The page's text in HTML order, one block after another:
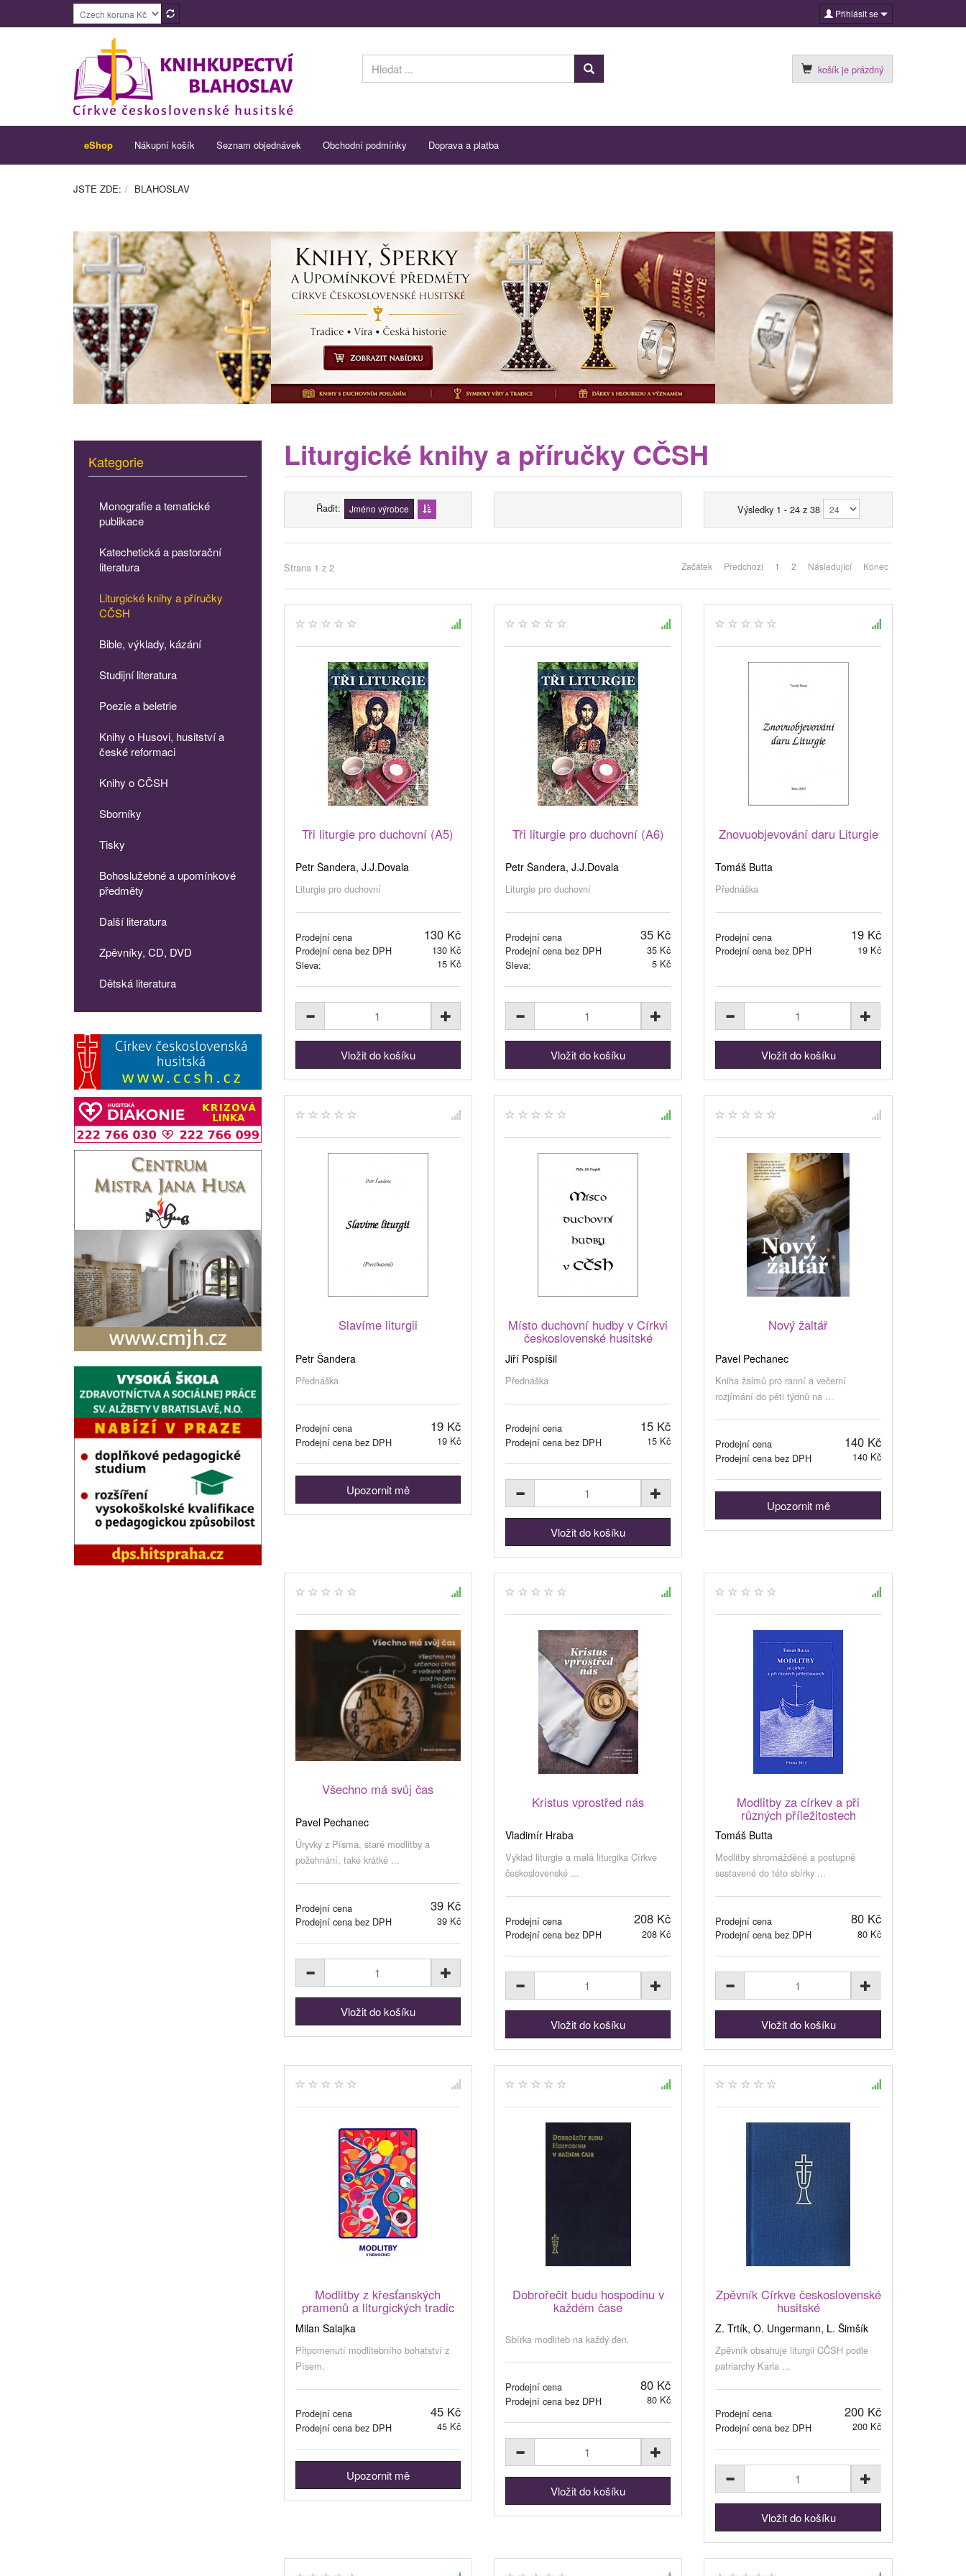
Přihlásit se
košík je prázdný
eShop Nákupní košík Seznam objednávek Obchodní podmínky Doprava a platba
JSTE ZDE: BLAHOSLAV
Liturgické knihy a příručky CČSH
Řadit Jméno výrobce Výsledky 1 - 24 z 38
Strana 1 z 2 Začátek Předchozí 1 2 Následující Konec
Tři liturgie pro duchovní (A5)
Petr Šandera, J.J.Dovala
Liturgie pro duchovní
Prodejní cena 130 Kč
Prodejní cena bez DPH
130 Kč
Sleva:
15 Kč
Tři liturgie pro duchovní (A6)
Petr Šandera, J.J.Dovala
Liturgie pro duchovní
Prodejní cena 35 Kč
Prodejní cena bez DPH
35 Kč
Sleva:
5 Kč
Znovuobjevování daru Liturgie
Tomáš Butta
Přednáška
Prodejní cena 19 Kč
Prodejní cena bez DPH 19 Kč
Slavíme liturgii
Petr Šandera
Přednáška
Prodejní cena 19 Kč
Prodejní cena bez DPH 19 Kč
Upozornit mě
Místo duchovní hudby v Církvi
československé husitské
Jiří Pospíšil
Přednáška
Prodejní cena 15 Kč
Prodejní cena bez DPH 15 Kč
Nový žaltář
Pavel Pechanec
Kniha žalmů pro ranní a večerní
rozjímání do pěti týdnů na ...
Prodejní cena 140 Kč
Prodejní cena bez DPH 140 Kč
Upozornit mě
Všechno má svůj čas
Pavel Pechanec
Úryvky z Písma, staré modlitby a
požehnání, také krátké ...
Prodejní cena 39 Kč
Prodejní cena bez DPH 39 Kč
Kristus vprostřed nás
Vladimír Hraba
Výklad liturgie a malá liturgika Církve
československé ...
Prodejní cena 208 Kč
Prodejní cena bez DPH 208 Kč
Modlitby za církev a při
různých příležitostech
Tomáš Butta
Modlitby shromážděné a postupně
sestavené do této sbírky ...
Prodejní cena 80 Kč
Prodejní cena bez DPH 80 Kč
Modlitby z křesťanských
pramenů a liturgických tradic
Milan Salajka
Připomenutí modlitebního bohatství z
Písem.
Prodejní cena 45 Kč
Prodejní cena bez DPH 45 Kč
Upozornit mě
Dobrořečit budu hospodinu v
každém čase
Sbírka modliteb na každý den.
Prodejní cena 80 Kč
Prodejní cena bez DPH 80 Kč
Zpěvník Církve československé
husitské
Z. Trtík, O. Ungermann, L. Šimšík
Zpěvník obsahuje liturgii CČSH podle
patriarchy Karla ...
Prodejní cena 200 Kč
Prodejní cena bez DPH 200 Kč
Kategorie
Monografie a tematické
publikace
Katechetická a pastorační
literatura
Liturgické knihy a příručky
CČSH
Bible, výklady, kázání
Studijní literatura
Poezie a beletrie
Knihy o Husovi, husitství a
české reformaci
Knihy o CČSH
Sborníky
Tisky
Bohoslužebné a upomínkové
předměty
Další literatura
Zpěvníky, CD, DVD
Dětská literatura